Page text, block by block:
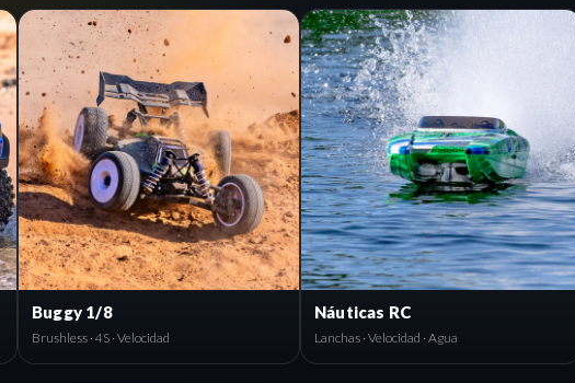
1/8
Buggy 1/8
Brushless · 4S · Velocidad
RC
Náuticas RC
Lanchas · Velocidad · Agua